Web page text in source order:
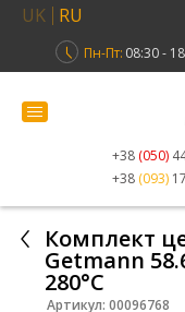
UK RU
Пн-Пт: 08:30 -
+38 (050)
+38 (093)
Комплект
Getmann
280°C
Артикул: 00096768